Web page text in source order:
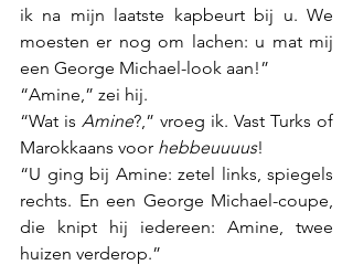
ik na mijn laatste kapbeurt bij u. We
moesten er nog om lachen: u mat mij
een George Michael-look aan!”
“Amine,” zei hij.
“Wat is Amine?,” vroeg ik. Vast Turks of
Marokkaans voor hebbeuuuus!
“U ging bij Amine: zetel links, spiegels
rechts. En een George Michael-coupe,
die knipt hij iedereen: Amine, twee
huizen verderop.”